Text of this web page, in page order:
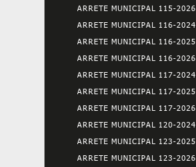
ARRETE MUNICIPAL 115-2026
ARRETE MUNICIPAL 116-2024
ARRETE MUNICIPAL 116-2025
ARRETE MUNICIPAL 116-2026
ARRETE MUNICIPAL 117-2024
ARRETE MUNICIPAL 117-2025
ARRETE MUNICIPAL 117-2026
ARRETE MUNICIPAL 120-2024
ARRETE MUNICIPAL 123-2025
ARRETE MUNICIPAL 123-2026